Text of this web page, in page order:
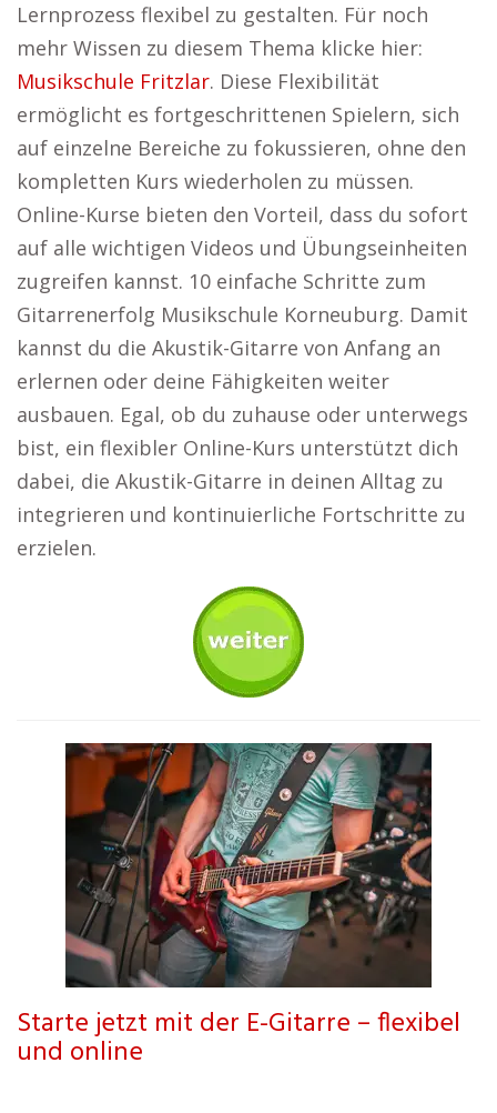
Lernprozess flexibel zu gestalten. Für noch
mehr Wissen zu diesem Thema klicke hier:
Musikschule Fritzlar. Diese Flexibilität
ermöglicht es fortgeschrittenen Spielern, sich
auf einzelne Bereiche zu fokussieren, ohne den
kompletten Kurs wiederholen zu müssen.
Online-Kurse bieten den Vorteil, dass du sofort
auf alle wichtigen Videos und Übungseinheiten
zugreifen kannst. 10 einfache Schritte zum
Gitarrenerfolg Musikschule Korneuburg. Damit
kannst du die Akustik-Gitarre von Anfang an
erlernen oder deine Fähigkeiten weiter
ausbauen. Egal, ob du zuhause oder unterwegs
bist, ein flexibler Online-Kurs unterstützt dich
dabei, die Akustik-Gitarre in deinen Alltag zu
integrieren und kontinuierliche Fortschritte zu
erzielen.
Starte jetzt mit der E-Gitarre – flexibel
und online